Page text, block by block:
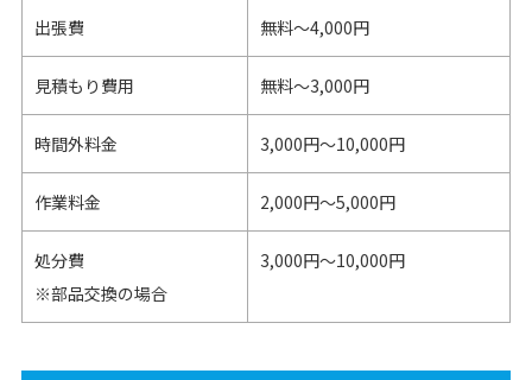
出張費 無料～4,000円
見積もり費用 無料～3,000円
時間外料金 3,000円～10,000円
作業料金 2,000円〜5,000円
処分費
※部品交換の場合
3,000円〜10,000円